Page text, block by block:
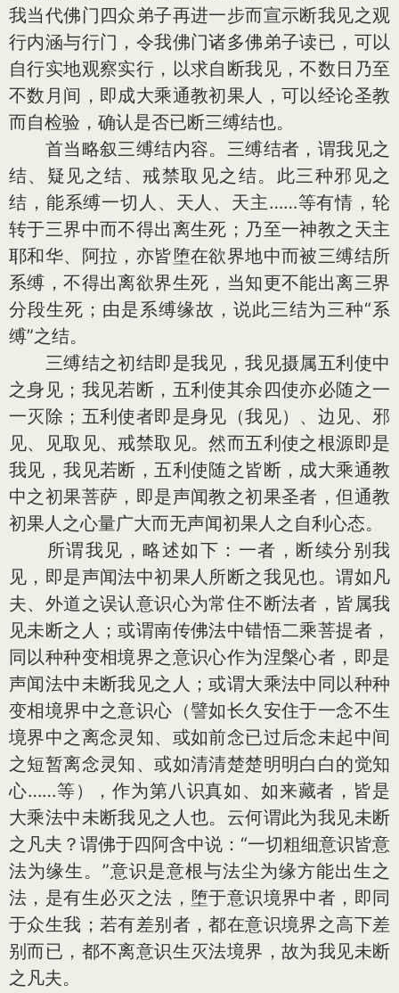
我当代佛门四众弟子再进一步而宣示断我见之观
行内涵与行门，令我佛门诸多佛弟子读已，可以
自行实地观察实行，以求自断我见，不数日乃至
不数月间，即成大乘通教初果人，可以经论圣教
而自检验，确认是否已断三缚结也。
首当略叙三缚结内容。三缚结者，谓我见之
结、疑见之结、戒禁取见之结。此三种邪见之
结，能系缚一切人、天人、天主……等有情，轮
转于三界中而不得出离生死；乃至一神教之天主
耶和华、阿拉，亦皆堕在欲界地中而被三缚结所
系缚，不得出离欲界生死，当知更不能出离三界
分段生死；由是系缚缘故，说此三结为三种“系
缚”之结。
三缚结之初结即是我见，我见摄属五利使中
之身见；我见若断，五利使其余四使亦必随之一
一灭除；五利使者即是身见（我见）、边见、邪
见、见取见、戒禁取见。然而五利使之根源即是
我见，我见若断，五利使随之皆断，成大乘通教
中之初果菩萨，即是声闻教之初果圣者，但通教
初果人之心量广大而无声闻初果人之自利心态。
所谓我见，略述如下：一者，断续分别我
见，即是声闻法中初果人所断之我见也。谓如凡
夫、外道之误认意识心为常住不断法者，皆属我
见未断之人；或谓南传佛法中错悟二乘菩提者，
同以种种变相境界之意识心作为涅槃心者，即是
声闻法中未断我见之人；或谓大乘法中同以种种
变相境界中之意识心（譬如长久安住于一念不生
境界中之离念灵知、或如前念已过后念未起中间
之短暂离念灵知、或如清清楚楚明明白白的觉知
心……等），作为第八识真如、如来藏者，皆是
大乘法中未断我见之人也。云何谓此为我见未断
之凡夫？谓佛于四阿含中说：“一切粗细意识皆意
法为缘生。”意识是意根与法尘为缘方能出生之
法，是有生必灭之法，堕于意识境界中者，即同
于众生我；若有差别者，都在意识境界之高下差
别而已，都不离意识生灭法境界，故为我见未断
之凡夫。